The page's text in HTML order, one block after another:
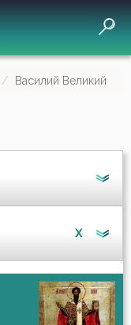
Василий Великий
X